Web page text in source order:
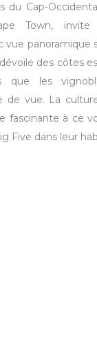
du Cap-
Town, invite
vue panoramique
des côtes
que les
de vue. La
fascinante à ce
Five dans leur